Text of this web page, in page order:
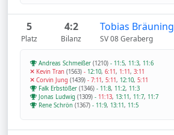
5
Platz
4:2
Bilanz
Tobias Bräuning
SV 08 Geraberg
Andreas Schmeißer (1210) - 11:5, 11:3, 11:6
Kevin Tran (1563) - 12:10, 6:11, 1:11, 3:11
Corvin Jung (1439) - 7:11, 5:11, 12:10, 5:11
Falk Erbstößer (1346) - 11:8, 11:2, 11:3
Jonas Ludwig (1309) - 11:13, 13:11, 11:7, 11:7
Rene Schrön (1367) - 11:9, 13:11, 11:5